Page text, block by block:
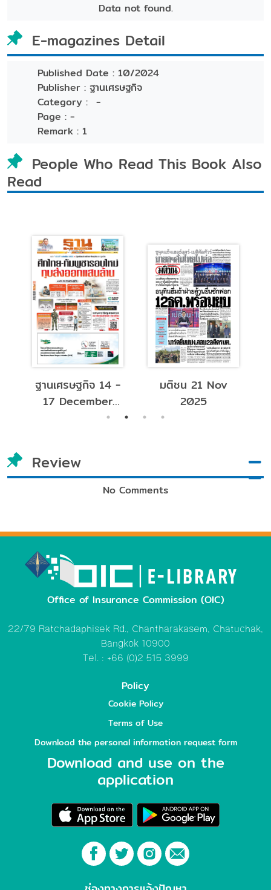
Data not found.
E-magazines Detail
Published Date : 10/2024
Publisher : ฐานเศรษฐกิจ
Category : -
Page : -
Remark : 1
People Who Read This Book Also
Read
ฐานเศรษฐกิจ 14 -
17 December
มติชน 21 Nov
2025
Review
No Comments
Office of Insurance Commission (OIC)
22/79 Ratchadaphisek Rd., Chantharakasem, Chatuchak,
Bangkok 10900
Tel. : +66 (0)2 515 3999
Policy
Cookie Policy
Terms of Use
Download the personal information request form
Download and use on the
application